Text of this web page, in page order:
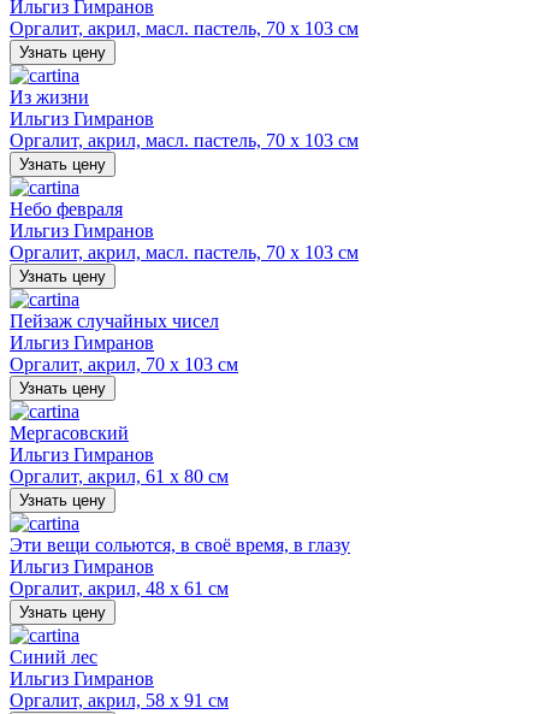
Ильгиз Гимранов
Оргалит, акрил, масл. пастель, 70 х 103 см
Узнать цену
Из жизни
Ильгиз Гимранов
Оргалит, акрил, масл. пастель, 70 х 103 см
Узнать цену
Небо февраля
Ильгиз Гимранов
Оргалит, акрил, масл. пастель, 70 х 103 см
Узнать цену
Пейзаж случайных чисел
Ильгиз Гимранов
Оргалит, акрил, 70 х 103 см
Узнать цену
Мергасовский
Ильгиз Гимранов
Оргалит, акрил, 61 х 80 см
Узнать цену
Эти вещи сольются, в своё время, в глазу
Ильгиз Гимранов
Оргалит, акрил, 48 х 61 см
Узнать цену
Синий лес
Ильгиз Гимранов
Оргалит, акрил, 58 х 91 см